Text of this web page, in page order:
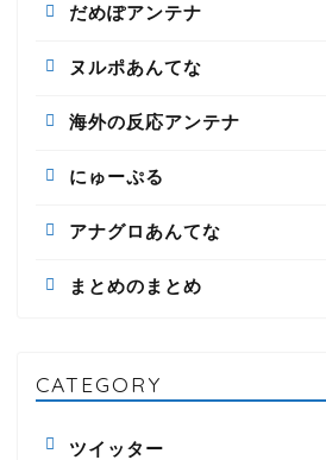
だめぽアンテナ
ヌルポあんてな
海外の反応アンテナ
にゅーぷる
アナグロあんてな
まとめのまとめ
CATEGORY
ツイッター